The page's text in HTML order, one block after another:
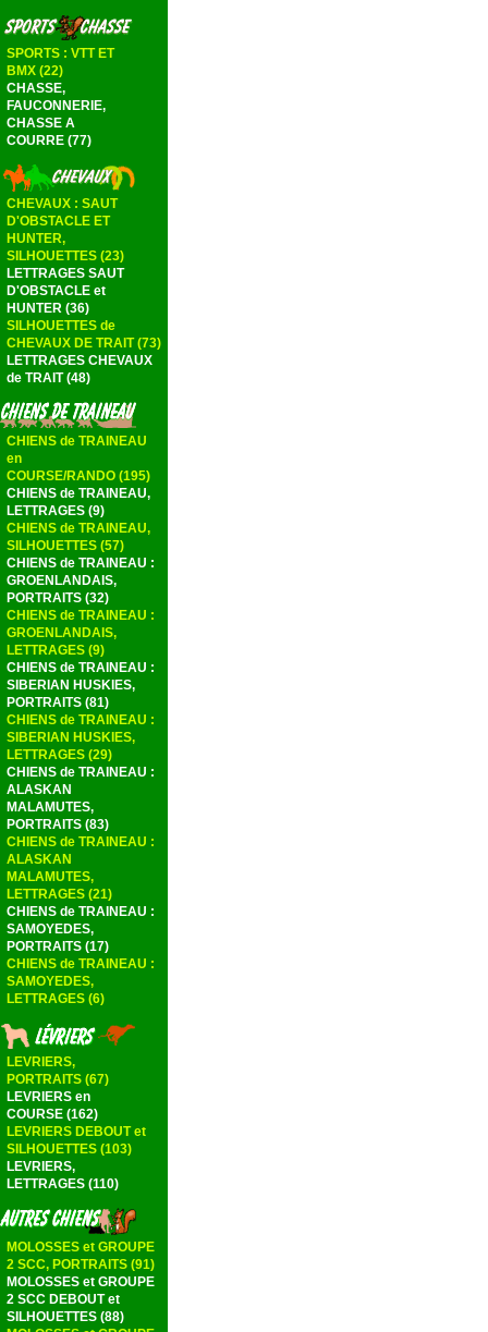
SPORTS : VTT ET
BMX (22)
CHASSE,
FAUCONNERIE,
CHASSE A
COURRE (77)
CHEVAUX : SAUT
D'OBSTACLE ET
HUNTER,
SILHOUETTES (23)
LETTRAGES SAUT
D'OBSTACLE et
HUNTER (36)
SILHOUETTES de
CHEVAUX DE TRAIT (73)
LETTRAGES CHEVAUX
de TRAIT (48)
CHIENS de TRAINEAU
en
COURSE/RANDO (195)
CHIENS de TRAINEAU,
LETTRAGES (9)
CHIENS de TRAINEAU,
SILHOUETTES (57)
CHIENS de TRAINEAU :
GROENLANDAIS,
PORTRAITS (32)
CHIENS de TRAINEAU :
GROENLANDAIS,
LETTRAGES (9)
CHIENS de TRAINEAU :
SIBERIAN HUSKIES,
PORTRAITS (81)
CHIENS de TRAINEAU :
SIBERIAN HUSKIES,
LETTRAGES (29)
CHIENS de TRAINEAU :
ALASKAN
MALAMUTES,
PORTRAITS (83)
CHIENS de TRAINEAU :
ALASKAN
MALAMUTES,
LETTRAGES (21)
CHIENS de TRAINEAU :
SAMOYEDES,
PORTRAITS (17)
CHIENS de TRAINEAU :
SAMOYEDES,
LETTRAGES (6)
LEVRIERS,
PORTRAITS (67)
LEVRIERS en
COURSE (162)
LEVRIERS DEBOUT et
SILHOUETTES (103)
LEVRIERS,
LETTRAGES (110)
MOLOSSES et GROUPE
2 SCC, PORTRAITS (91)
MOLOSSES et GROUPE
2 SCC DEBOUT et
SILHOUETTES (88)